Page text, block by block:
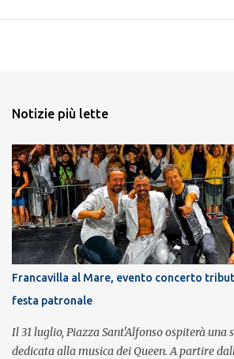
Notizie più lette
Francavilla al Mare, evento concerto
festa patronale
Il 31 luglio, Piazza Sant'Alfonso ospiterà una
dedicata alla musica dei Queen. A partire